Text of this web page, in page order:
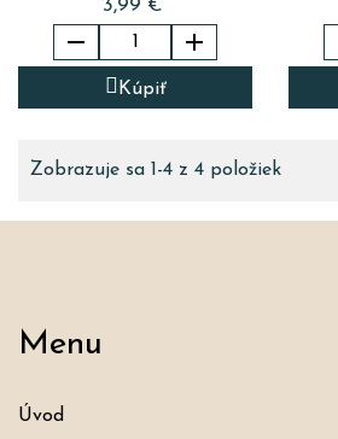
3,99 €
 
Kúpiť
Zobrazuje sa 1-4 z 4 položiek
Menu
Úvod